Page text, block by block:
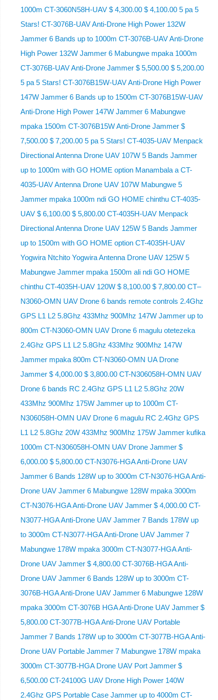
1000m CT-3060N58H-UAV $ 4,300.00 $ 4,100.00 5 pa 5
Stars! CT-3076B-UAV Anti-Drone High Power 132W
Jammer 6 Bands up to 1000m CT-3076B-UAV Anti-Drone
High Power 132W Jammer 6 Mabungwe mpaka 1000m
CT-3076B-UAV Anti-Drone Jammer $ 5,500.00 $ 5,200.00
5 pa 5 Stars! CT-3076B15W-UAV Anti-Drone High Power
147W Jammer 6 Bands up to 1500m CT-3076B15W-UAV
Anti-Drone High Power 147W Jammer 6 Mabungwe
mpaka 1500m CT-3076B15W Anti-Drone Jammer $
7,500.00 $ 7,200.00 5 pa 5 Stars! CT-4035-UAV Menpack
Directional Antenna Drone UAV 107W 5 Bands Jammer
up to 1000m with GO HOME option Manambala a CT-
4035-UAV Antenna Drone UAV 107W Mabungwe 5
Jammer mpaka 1000m ndi GO HOME chinthu CT-4035-
UAV $ 6,100.00 $ 5,800.00 CT-4035H-UAV Menpack
Directional Antenna Drone UAV 125W 5 Bands Jammer
up to 1500m with GO HOME option CT-4035H-UAV
Yogwira Ntchito Yogwira Antenna Drone UAV 125W 5
Mabungwe Jammer mpaka 1500m ali ndi GO HOME
chinthu CT-4035H-UAV 120W $ 8,100.00 $ 7,800.00 CT–
N3060-OMN UAV Drone 6 bands remote controls 2.4Ghz
GPS L1 L2 5.8Ghz 433Mhz 900Mhz 147W Jammer up to
800m CT-N3060-OMN UAV Drone 6 magulu otetezeka
2.4Ghz GPS L1 L2 5.8Ghz 433Mhz 900Mhz 147W
Jammer mpaka 800m CT-N3060-OMN UA Drone
Jammer $ 4,000.00 $ 3,800.00 CT-N306058H-OMN UAV
Drone 6 bands RC 2.4Ghz GPS L1 L2 5.8Ghz 20W
433Mhz 900Mhz 175W Jammer up to 1000m CT-
N306058H-OMN UAV Drone 6 magulu RC 2.4Ghz GPS
L1 L2 5.8Ghz 20W 433Mhz 900Mhz 175W Jammer kufika
1000m CT-N306058H-OMN UAV Drone Jammer $
6,000.00 $ 5,800.00 CT-N3076-HGA Anti-Drone UAV
Jammer 6 Bands 128W up to 3000m CT-N3076-HGA ​​Anti-
Drone UAV Jammer 6 Mabungwe 128W mpaka 3000m
CT-N3076-HGA ​​Anti-Drone UAV Jammer $ 4,000.00 CT-
N3077-HGA Anti-Drone UAV Jammer 7 Bands 178W up
to 3000m CT-N3077-HGA Anti-Drone UAV Jammer 7
Mabungwe 178W mpaka 3000m CT-N3077-HGA Anti-
Drone UAV Jammer $ 4,800.00 CT-3076B-HGA Anti-
Drone UAV Jammer 6 Bands 128W up to 3000m CT-
3076B-HGA Anti-Drone UAV Jammer 6 Mabungwe 128W
mpaka 3000m CT-3076B HGA Anti-Drone UAV Jammer $
5,800.00 CT-3077B-HGA Anti-Drone UAV Portable
Jammer 7 Bands 178W up to 3000m CT-3077B-HGA Anti-
Drone UAV Portable Jammer 7 Mabungwe 178W mpaka
3000m CT-3077B-HGA Drone UAV Port Jammer $
6,500.00 CT-24100G UAV Drone High Power 140W
2.4Ghz GPS Portable Case Jammer up to 4000m CT-